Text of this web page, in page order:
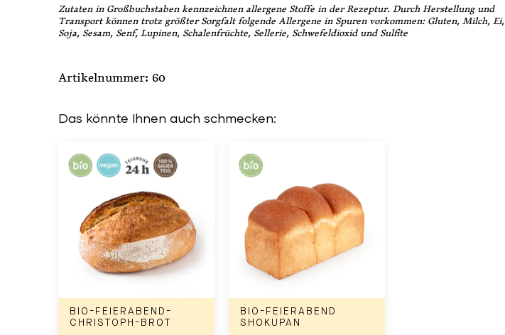
Zutaten in Großbuchstaben kennzeichnen allergene Stoffe in der Rezeptur. Durch Herstellung und
Transport können trotz größter Sorgfalt folgende Allergene in Spuren vorkommen: Gluten, Milch, Ei,
Soja, Sesam, Senf, Lupinen, Schalenfrüchte, Sellerie, Schwefeldioxid und Sulfite
Artikelnummer: 60
Das könnte Ihnen auch schmecken:
BIO-FEIERABEND-
CHRISTOPH-BROT
BIO-FEIERABEND
SHOKUPAN